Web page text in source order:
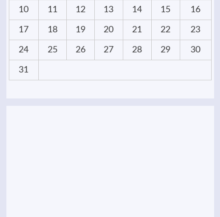
10 11 12 13 14 15 16
17 18 19 20 21 22 23
24 25 26 27 28 29 30
31